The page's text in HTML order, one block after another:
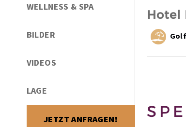
WELLNESS & SPA
BILDER
VIDEOS
LAGE
JETZT ANFRAGEN!
Hotel